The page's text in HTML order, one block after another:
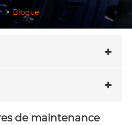
Blogue
de maintenance